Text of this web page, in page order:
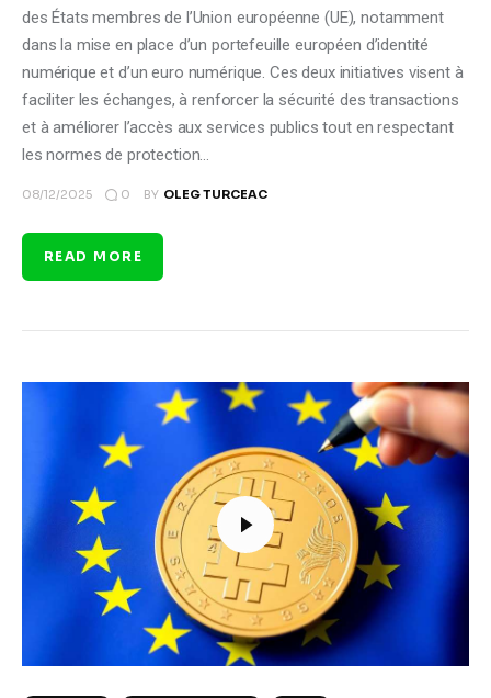
des États membres de l’Union européenne (UE), notamment
dans la mise en place d’un portefeuille européen d’identité
numérique et d’un euro numérique. Ces deux initiatives visent à
faciliter les échanges, à renforcer la sécurité des transactions
et à améliorer l’accès aux services publics tout en respectant
les normes de protection…
08/12/2025 0 BY OLEG TURCEAC
READ MORE